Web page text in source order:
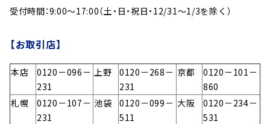
受付時間：9:00～17:00（土・日・祝日・12/31～1/3を除く）
【お取引店】
本店
0120－096－
231
上野
0120－268－
231
京都
0120－101－
860
札幌
0120－107－
231
池袋
0120－099－
511
大阪
0120－234－
531